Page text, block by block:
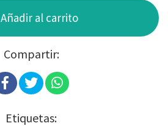
Añadir al carrito
Compartir:
Etiquetas: